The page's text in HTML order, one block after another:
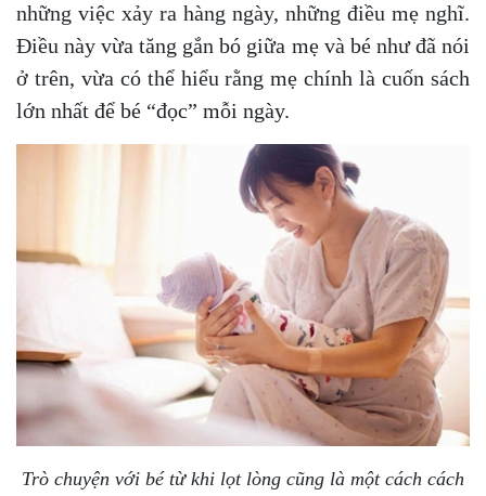
những việc xảy ra hàng ngày, những điều mẹ nghĩ.
Điều này vừa tăng gắn bó giữa mẹ và bé như đã nói
ở trên, vừa có thể hiểu rằng mẹ chính là cuốn sách
lớn nhất để bé “đọc” mỗi ngày.
Trò chuyện với bé từ khi lọt lòng cũng là một cách cách